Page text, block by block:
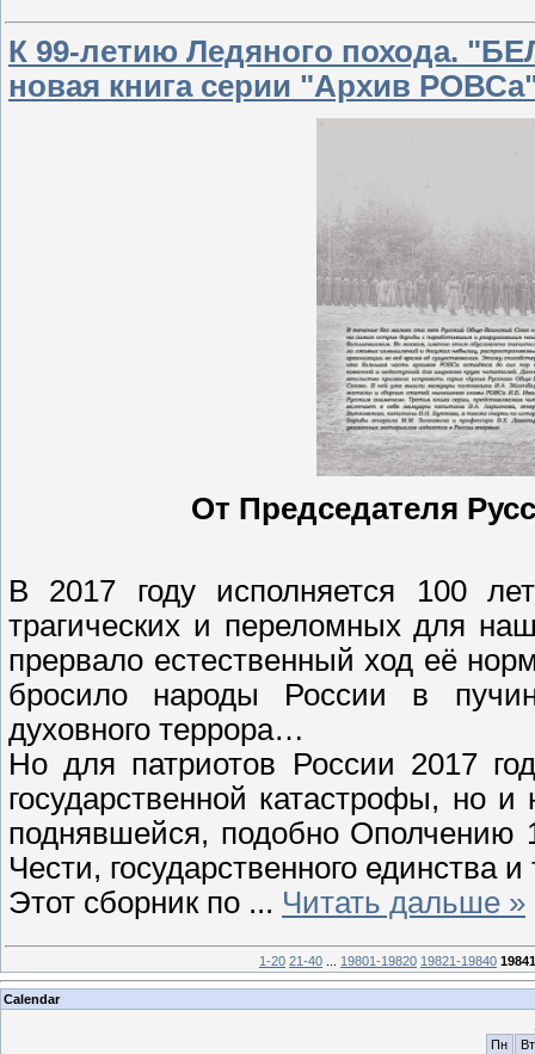
К 99-летию Ледяного похода.
новая книга серии "Архив
От Председателя
В 2017 году исполняется 100
трагических и переломных для
прервало естественный ход её
бросило народы России в
духовного террора…
Но для патриотов России 2017
государственной катастрофы, но
поднявшейся, подобно Ополчению
Чести, государственного единства
Этот сборник по ... Читать дальше »
1-20 21-40 ... 19801-19820 19821-19840
Calendar
Пн
Вт